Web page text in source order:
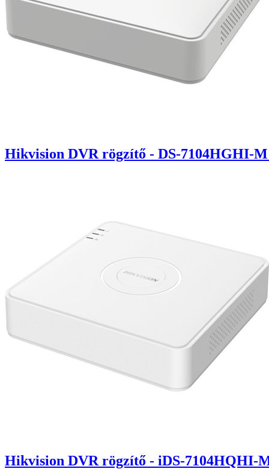
Hikvision DVR rögzítő - DS-7104HGHI-
Hikvision DVR rögzítő - iDS-7104HQHI-